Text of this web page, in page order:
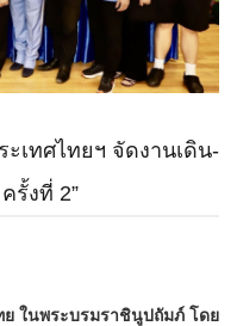
เทศไทยฯ จัดงานเดิน-
รั้งที่ 2”
ในพระบรมราชินูปถัมภ์ โดย